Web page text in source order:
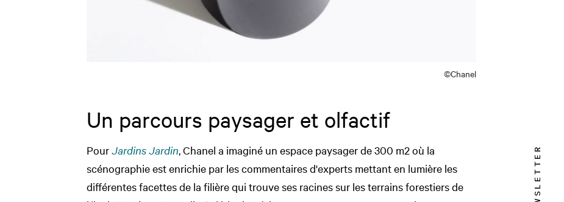
©Chanel
Un parcours paysager et olfactif
PourJardins Jardin , Chanel a imaginé un espace paysager de 300 m2 où la
scénographie est enrichie par les commentaires d'experts mettant en lumière les
différentes facettes de la filière qui trouve ses racines sur les terrains forestiers de
NEWSLETTER